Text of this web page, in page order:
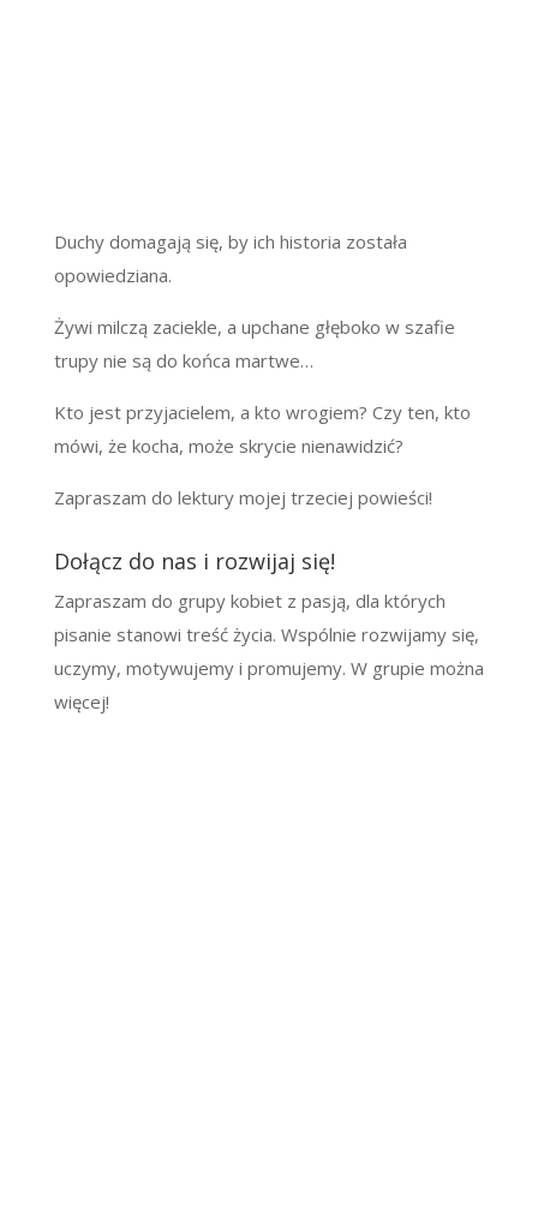
Duchy domagają się, by ich historia została
opowiedziana.
Żywi milczą zaciekle, a upchane głęboko w szafie
trupy nie są do końca martwe…
Kto jest przyjacielem, a kto wrogiem? Czy ten, kto
mówi, że kocha, może skrycie nienawidzić?
Zapraszam do lektury mojej trzeciej powieści!
Dołącz do nas i rozwijaj się!
Zapraszam do grupy kobiet z pasją, dla których
pisanie stanowi treść życia. Wspólnie rozwijamy się,
uczymy, motywujemy i promujemy. W grupie można
więcej!